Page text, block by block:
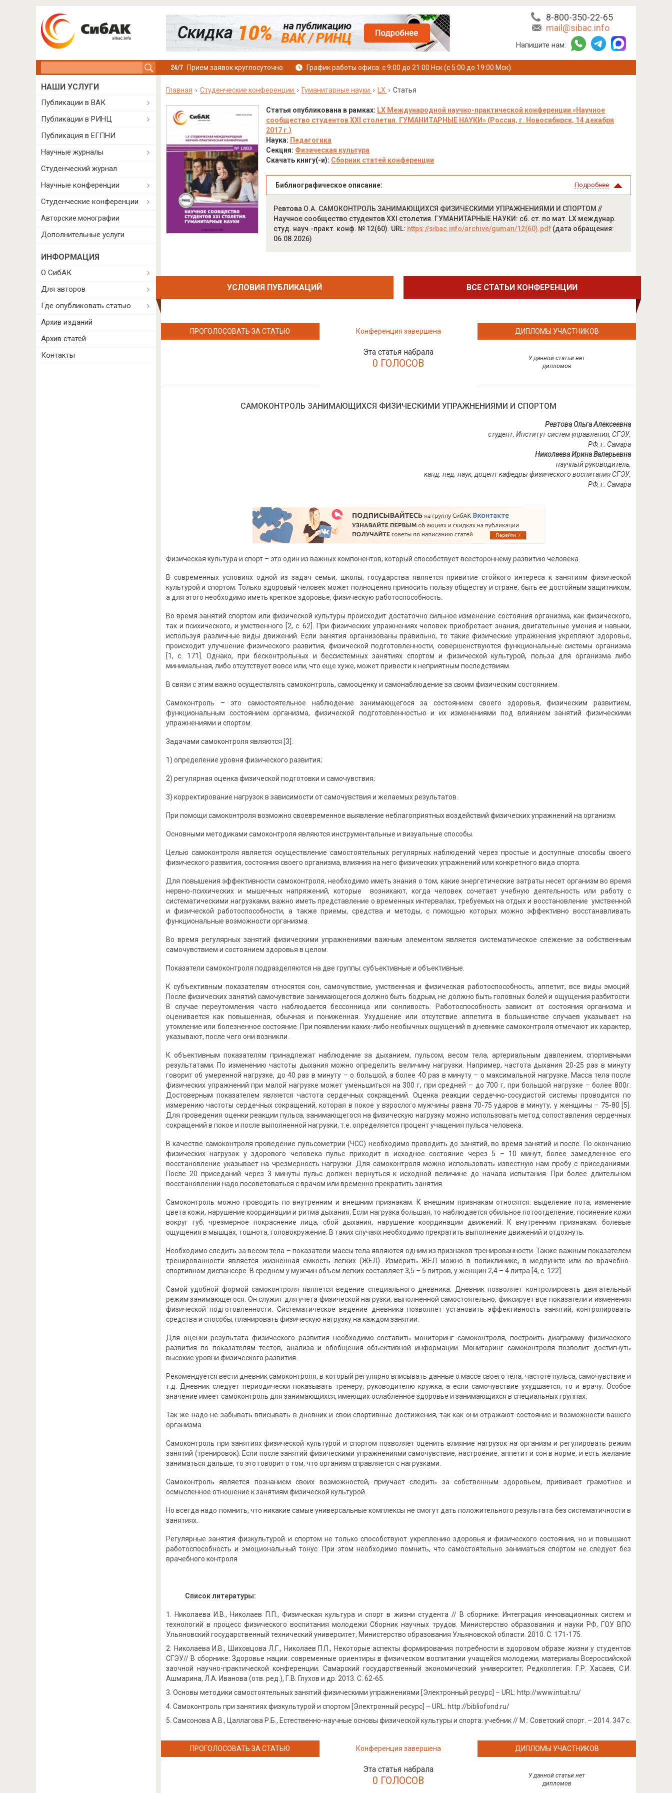
8-800-350-22-65
mail@sibac.info
Напишите нам:
Прием заявок круглосуточно График работы офиса: с 9:00 до 21:00 Нск (с 5:00 до 19:00 Мск)
Главная Студенческие конференции Гуманитарные науки LX Статья
Статья опубликована в рамках: LX Международной научно-практической конференции «Научное
сообщество студентов XXI столетия. ГУМАНИТАРНЫЕ НАУКИ» (Россия, г. Новосибирск, 14 декабря
2017 г.)
Наука: Педагогика
Секция: Физическая культура
Скачать книгу(-и): Сборник статей конференции
Библиографическое описание: Подробнее
Ревтова О.А. САМОКОНТРОЛЬ ЗАНИМАЮЩИХСЯ ФИЗИЧЕСКИМИ УПРАЖНЕНИЯМИ И СПОРТОМ //
Научное сообщество студентов XXI столетия. ГУМАНИТАРНЫЕ НАУКИ: сб. ст. по мат. LX междунар.
студ. науч.-практ. конф. № 12(60). URL: https://sibac.info/archive/guman/12(60).pdf(дата обращения:
06.08.2026)
УСЛОВИЯ ПУБЛИКАЦИЙ ВСЕ СТАТЬИ КОНФЕРЕНЦИИ
ПРОГОЛОСОВАТЬ ЗА СТАТЬЮ Конференция завершена
Эта статья набрала
0 ГОЛОСОВ
ДИПЛОМЫ УЧАСТНИКОВ
У данной статьи нет
дипломов
САМОКОНТРОЛЬ ЗАНИМАЮЩИХСЯ ФИЗИЧЕСКИМИ УПРАЖНЕНИЯМИ И СПОРТОМ
Ревтова Ольга Алексеевна
студент, Институт систем управления, СГЭУ,
РФ, г. Самара
Николаева Ирина Валерьевна
научный руководитель,
канд. пед. наук, доцент кафедры физического воспитания СГЭУ,
РФ, г. Самара
Физическая культура и спорт – это один из важных компонентов, который способствует всестороннему развитию человека.
В современных условиях одной из задач семьи, школы, государства является привитие стойкого интереса к занятиям физической
культурой и спортом. Только здоровый человек может полноценно приносить пользу обществу и стране, быть ее достойным защитником,
а для этого необходимо иметь крепкое здоровье, физическую работоспособность.
Во время занятий спортом или физической культуры происходит достаточно сильное изменение состояния организма, как физического,
так и психического, и умственного [2, с. 62]. При физических упражнениях человек приобретает знания, двигательные умения и навыки,
используя различные виды движений. Если занятия организованы правильно, то такие физические упражнения укрепляют здоровье,
происходит улучшение физического развития, физической подготовленности, совершенствуются функциональные системы организма
[1, с. 171]. Однако, при бесконтрольных и бессистемных занятиях спортом и физической культурой, польза для организма либо
минимальная, либо отсутствует вовсе или, что еще хуже, может привести к неприятным последствиям.
В связи с этим важно осуществлять самоконтроль, самооценку и самонаблюдение за своим физическим состоянием.
Самоконтроль – это самостоятельное наблюдение занимающегося за состоянием своего здоровья, физическим развитием,
функциональным состоянием организма, физической подготовленностью и их изменениями под влиянием занятий физическими
упражнениями и спортом.
Задачами самоконтроля являются [3]:
1) определение уровня физического развития;
2) регулярная оценка физической подготовки и самочувствия;
3) корректирование нагрузок в зависимости от самочувствия и желаемых результатов.
При помощи самоконтроля возможно своевременное выявление неблагоприятных воздействий физических упражнений на организм.
Основными методиками самоконтроля являются инструментальные и визуальные способы.
Целью самоконтроля является осуществление самостоятельных регулярных наблюдений через простые и доступные способы своего
физического развития, состояния своего организма, влияния на него физических упражнений или конкретного вида спорта.
Для повышения эффективности самоконтроля, необходимо иметь знания о том, какие энергетические затраты несет организм во время
нервно-психических и мышечных напряжений, которые возникают, когда человек сочетает учебную деятельность или работу с
систематическими нагрузками, важно иметь представление о временных интервалах, требуемых на отдых и восстановление умственной
и физической работоспособности, а также приемы, средства и методы, с помощью которых можно эффективно восстанавливать
функциональные возможности организма.
Во время регулярных занятий физическими упражнениями важным элементом является систематическое слежение за собственным
самочувствием и состоянием здоровья в целом.
Показатели самоконтроля подразделяются на две группы: субъективные и объективные.
К субъективным показателям относятся сон, самочувствие, умственная и физическая работоспособность, аппетит, все виды эмоций.
После физических занятий самочувствие занимающегося должно быть бодрым, не должно быть головных болей и ощущения разбитости.
В случае переутомления часто наблюдается бессонница или сонливость. Работоспособность зависит от состояния организма и
оценивается как повышенная, обычная и пониженная. Ухудшение или отсутствие аппетита в большинстве случаев указывает на
утомление или болезненное состояние. При появлении каких-либо необычных ощущений в дневнике самоконтроля отмечают их характер,
указывают, после чего они возникли.
К объективным показателям принадлежат наблюдение за дыханием, пульсом, весом тела, артериальным давлением, спортивными
результатами. По изменению частоты дыхания можно определить величину нагрузки. Например, частота дыхания 20-25 раз в минуту
говорит об умеренной нагрузке, до 40 раз в минуту – о большой, а более 40 раз в минуту – о максимальной нагрузке. Масса тела после
физических упражнений при малой нагрузке может уменьшиться на 300 г, при средней – до 700 г, при большой нагрузке – более 800г.
Достоверным показателем является частота сердечных сокращений. Оценка реакции сердечно-сосудистой системы проводится по
измерению частоты сердечных сокращений, которая в покое у взрослого мужчины равна 70-75 ударов в минуту, у женщины – 75-80 [5].
Для проведения оценки реакции пульса, занимающегося на физическую нагрузку можно использовать метод сопоставления сердечных
сокращений в покое и после выполненной нагрузки, т.е. определяется процент учащения пульса человека.
В качестве самоконтроля проведение пульсометрии (ЧСС) необходимо проводить до занятий, во время занятий и после. По окончанию
физических нагрузок у здорового человека пульс приходит в исходное состояние через 5 – 10 минут, более замедленное его
восстановление указывает на чрезмерность нагрузки. Для самоконтроля можно использовать известную нам пробу с приседаниями.
После 20 приседаний через 3 минуты пульс должен вернуться к исходной величине до начала испытания. При более длительном
восстановлении надо посоветоваться с врачом или временно прекратить занятия.
Самоконтроль можно проводить по внутренним и внешним признакам. К внешним признакам относятся: выделение пота, изменение
цвета кожи, нарушение координации и ритма дыхания. Если нагрузка большая, то наблюдается обильное потоотделение, посинение кожи
вокруг губ, чрезмерное покраснение лица, сбой дыхания, нарушение координации движений. К внутренним признакам: болевые
ощущения в мышцах, тошнота, головокружение. В таких случаях необходимо прекратить выполнение движений и отдохнуть.
Необходимо следить за весом тела – показатели массы тела являются одним из признаков тренированности. Также важным показателем
тренированности является жизненная емкость легких (ЖЕЛ). Измерить ЖЕЛ можно в поликлинике, в медпункте или во врачебно-
спортивном диспансере. В среднем у мужчин объем легких составляет 3,5 – 5 литров, у женщин 2,4 – 4 литра [4, с. 122].
Самой удобной формой самоконтроля является ведение специального дневника. Дневник позволяет контролировать двигательный
режим занимающегося. Он служит для учета физической нагрузки, выполненной самостоятельно, фиксирует все показатели и изменения
физической подготовленности. Систематическое ведение дневника позволяет установить эффективность занятий, контролировать
средства и способы, планировать физическую нагрузку на каждом занятии.
Для оценки результата физического развития необходимо составить мониторинг самоконтроля, построить диаграмму физического
развития по показателям тестов, анализа и обобщения объективной информации. Мониторинг самоконтроля позволит достигнуть
высокие уровни физического развития.
Рекомендуется вести дневник самоконтроля, в который регулярно вписывать данные о массе своего тела, частоте пульса, самочувствие и
т.д. Дневник следует периодически показывать тренеру, руководителю кружка, а если самочувствие ухудшается, то и врачу. Особое
значение имеет самоконтроль для занимающихся, имеющих ослабленное здоровье и занимающихся в специальных группах.
Так же надо не забывать вписывать в дневник и свои спортивные достижения, так как они отражают состояние и возможности вашего
организма.
Самоконтроль при занятиях физической культурой и спортом позволяет оценить влияние нагрузок на организм и регулировать режим
занятий (тренировок). Если после занятий физическими упражнениями самочувствие, настроение, аппетит и сон в норме, и есть желание
заниматься дальше, то это говорит о том, что организм справляется с нагрузками.
Самоконтроль является познанием своих возможностей, приучает следить за собственным здоровьем, прививает грамотное и
осмысленное отношение к занятиям физической культурой.
Но всегда надо помнить, что никакие самые универсальные комплексы не смогут дать положительного результата без систематичности в
занятиях.
Регулярные занятия физкультурой и спортом не только способствуют укреплению здоровья и физического состояния, но и повышают
работоспособность и эмоциональный тонус. При этом необходимо помнить, что самостоятельно заниматься спортом не следует без
врачебного контроля
Список литературы:
Николаева И.В., Николаев П.П., Физическая культура и спорт в жизни студента // В сборнике: Интеграция инновационных систем и
технологий в процесс физического воспитания молодежи Сборник научных трудов. Министерство образования и науки РФ, ГОУ ВПО
Ульяновский государственный технический университет, Министерство образования Ульяновской области. 2010. С. 171-175.
Николаева И.В., Шиховцова Л.Г., Николаев П.П., Некоторые аспекты формирования потребности в здоровом образе жизни у студентов
СГЭУ// В сборнике: Здоровье нации: современные ориентиры в физическом воспитании учащейся молодежи, материалы Всероссийской
заочной научно-практической конференции. Самарский государственный экономический университет; Редколлегия: Г.Р. Хасаев, С.И.
Ашмарина, Л.А. Иванова (отв. ред.), Г.В. Глухов и др. 2013. С. 62-65.
Основы методики самостоятельных занятий физическими упражнениями [Электронный ресурс] – URL: http://www.intuit.ru/
Самоконтроль при занятиях физкультурой и спортом [Электронный ресурс] – URL: http://bibliofond.ru/
Самсонова А.В., Цаллагова Р.Б., Естественно-научные основы физической культуры и спорта: учебник // М.: Советский спорт. – 2014. 347 с.
ПРОГОЛОСОВАТЬ ЗА СТАТЬЮ Конференция завершена
Эта статья набрала
0 ГОЛОСОВ
ДИПЛОМЫ УЧАСТНИКОВ
У данной статьи нет
дипломов
НАШИ УСЛУГИ
Публикации в ВАК
Публикации в РИНЦ
Публикация в ЕГПНИ
Научные журналы
Студенческий журнал
Научные конференции
Студенческие конференции
Авторские монографии
Дополнительные услуги
ИНФОРМАЦИЯ
О СибАК
Для авторов
Где опубликовать статью
Архив изданий
Архив статей
Контакты